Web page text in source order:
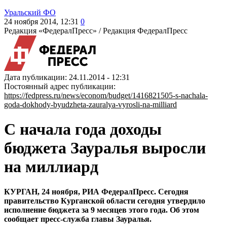
Уральский ФО
24 ноября 2014, 12:31 0
Редакция «ФедералПресс» /Редакция ФедералПресс
Дата публикации: 24.11.2014 - 12:31
Постоянный адрес публикации:
https://fedpress.ru/news/econom/budget/1416821505-s-nachala-
goda-dokhody-byudzheta-zauralya-vyrosli-na-milliard
С начала года доходы
бюджета Зауралья выросли
на миллиард
КУРГАН, 24 ноября, РИА ФедералПресс. Сегодня
правительство Курганской области сегодня утвердило
исполнение бюджета за 9 месяцев этого года. Об этом
сообщает пресс-служба главы Зауралья.